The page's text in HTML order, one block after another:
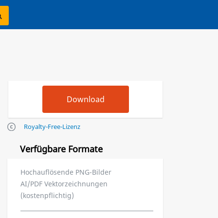
Royalty-Free-Lizenz
Verfügbare Formate
Hochauflösende PNG-Bilder
AI/PDF Vektorzeichnungen
(kostenpflichtig)